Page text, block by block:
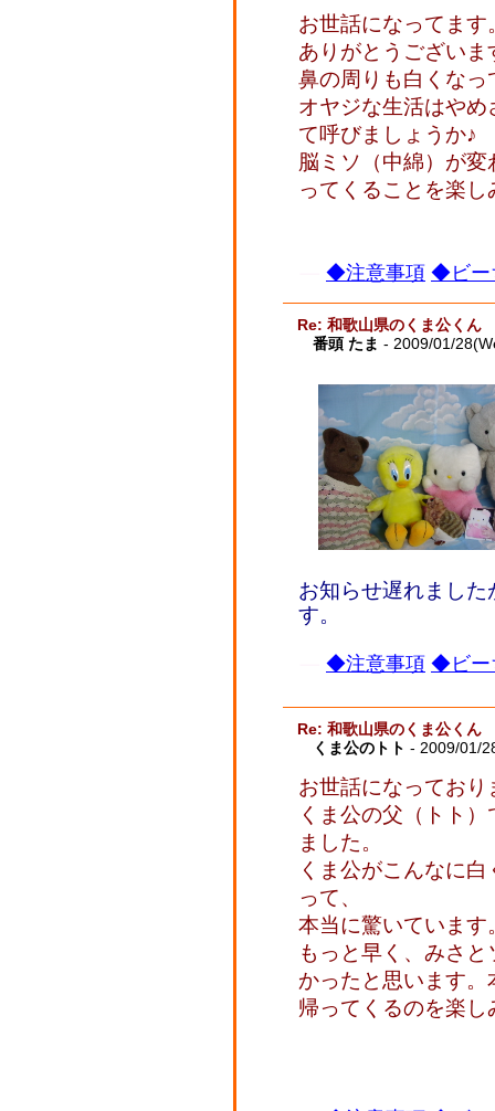
お世話になってます
ありがとうござい
鼻の周りも白くな
オヤジな生活はや
て呼びましょうか♪
脳ミソ（中綿）が
ってくることを楽
◆注意事項 ◆ビー
Re: 和歌山県のくま公くん
番頭 たま - 2009/01/
お知らせ遅れまし
す。
◆注意事項 ◆ビー
Re: 和歌山県のくま公くん
くま公のトト - 2009/01/
お世話になっており
くま公の父（トト
ました。
くま公がこんなに
って、
本当に驚いています
もっと早く、みさ
かったと思います
帰ってくるのを楽